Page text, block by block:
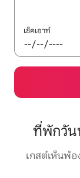
เช็คเอาท์
ที่พักวัน
เกสต์เห็นพ้